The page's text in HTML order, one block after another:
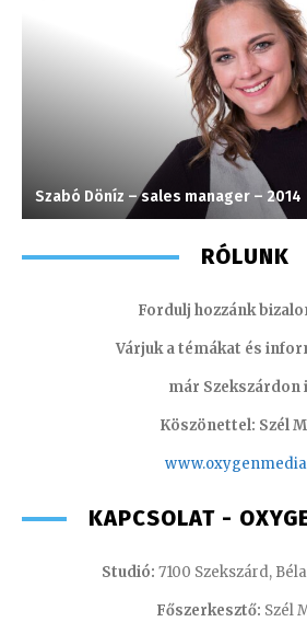
Szabó Döníz – sales manager – 2014
RÓLUNK
Fordulj hozzánk
Várjuk a témákat és
már Szekszárdon
Köszönettel: Szél
KAPCSOLAT -
Studió: 7100 Szekszárd,
Főszerkesztő: Szél